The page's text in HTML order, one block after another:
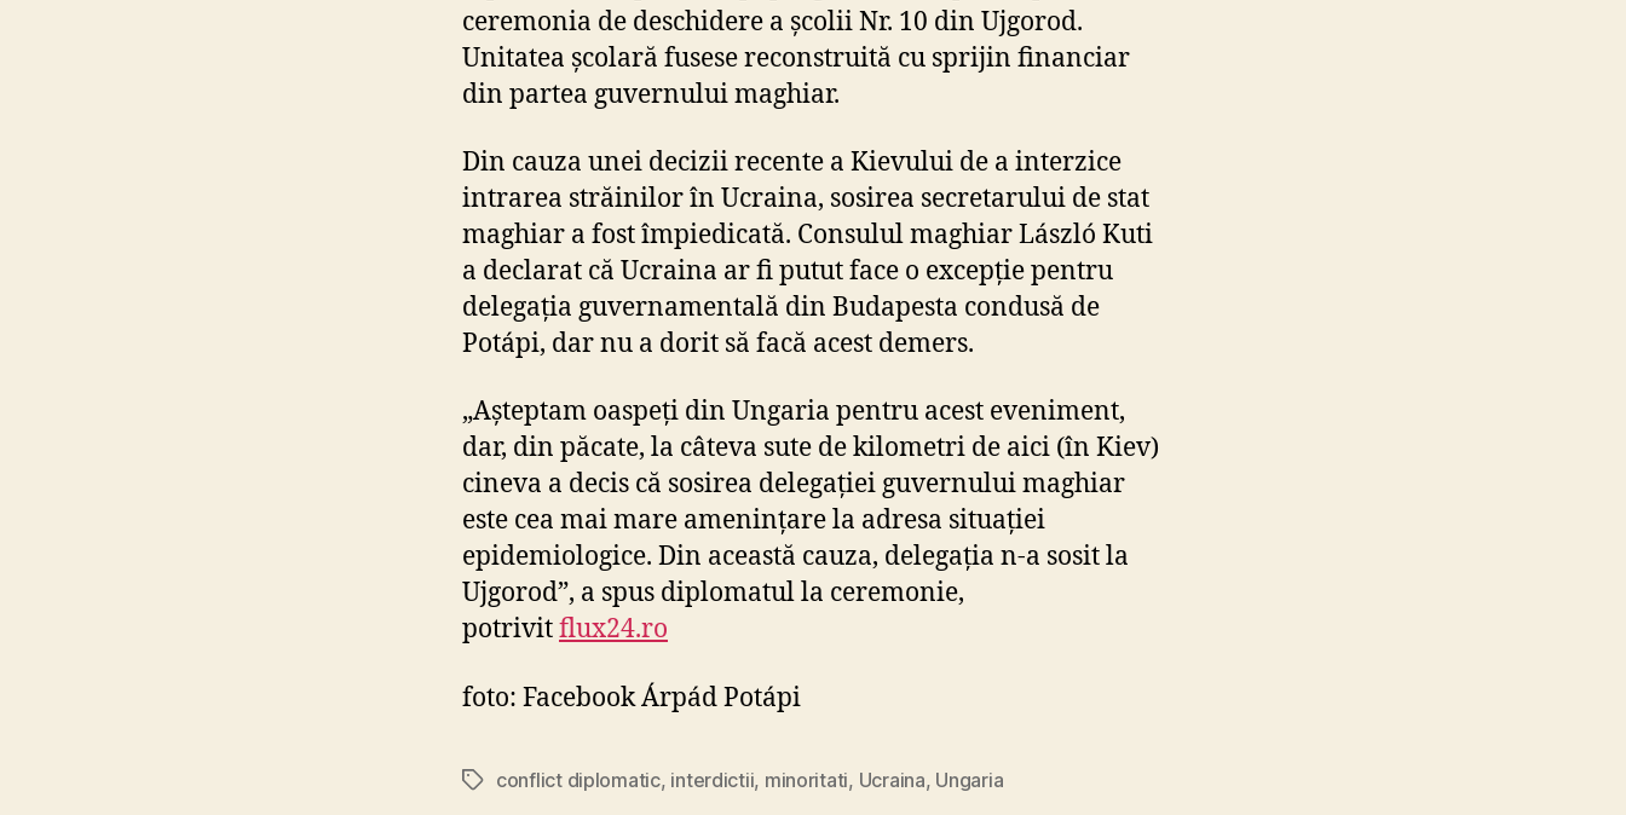
ceremonia de deschidere a școlii Nr. 10 din Ujgorod.
Unitatea școlară fusese reconstruită cu sprijin financiar
din partea guvernului maghiar.
Din cauza unei decizii recente a Kievului de a interzice
intrarea străinilor în Ucraina, sosirea secretarului de stat
maghiar a fost împiedicată. Consulul maghiar László Kuti
a declarat că Ucraina ar fi putut face o excepție pentru
delegația guvernamentală din Budapesta condusă de
Potápi, dar nu a dorit să facă acest demers.
„Așteptam oaspeți din Ungaria pentru acest eveniment,
dar, din păcate, la câteva sute de kilometri de aici (în Kiev)
cineva a decis că sosirea delegației guvernului maghiar
este cea mai mare amenințare la adresa situației
epidemiologice. Din această cauza, delegația n-a sosit la
Ujgorod”, a spus diplomatul la ceremonie,
potrivitflux24.ro
foto: Facebook Árpád Potápi
Tagsconflict diplomatic, interdictii, minoritati, Ucraina, Ungaria